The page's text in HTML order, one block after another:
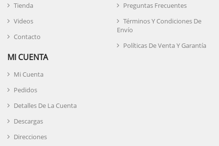
Tienda
Videos
Contacto
Preguntas Frecuentes
Términos Y Condiciones De
Envío
Políticas De Venta Y Garantía
MI CUENTA
Mi Cuenta
Pedidos
Detalles De La Cuenta
Descargas
Direcciones